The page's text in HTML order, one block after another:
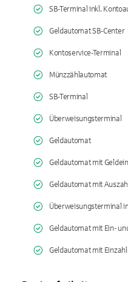
SB-Terminal inkl.
Geldautomat SB-Center
Kontoservice-Terminal
Münzzählautomat
SB-Terminal
Überweisungsterminal
Geldautomat
Geldautomat mit
Geldautomat mit
Überweisungsterminal
Geldautomat mit Ein-
Geldautomat mit